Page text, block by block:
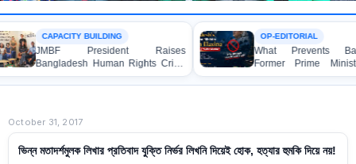
CAPACITY BUILDING
JMBF President Raises
Bangladesh Human Rights Crisis
with Enabel CEO in Brussels
OP-EDITORIAL
What Prevents
Former Prime Minister
Hasina from Speaking to
Media?
October 31, 2017
ভিন্ন মতাদর্শমুলক লিখার প্রতিবাদ যুক্তি নির্ভর লিখনি দিয়েই হোক, হত্যার হুমকি দিয়ে নয়!